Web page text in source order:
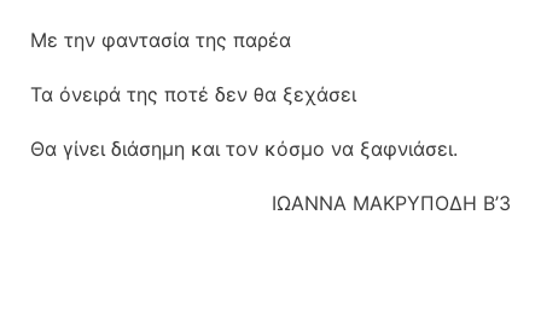
Με την φαντασία της παρέα
Τα όνειρά της ποτέ δεν θα ξεχάσει
Θα γίνει διάσημη και τον κόσμο να ξαφνιάσει.
ΙΩΑΝΝΑ ΜΑΚΡΥΠΟΔΗ Β’3